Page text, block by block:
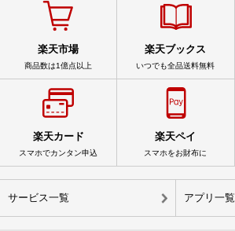
楽天市場
商品数は1億点以上
楽天ブックス
いつでも全品送料無料
楽天カード
スマホでカンタン申込
楽天ペイ
スマホをお財布に
サービス一覧 アプリ一覧